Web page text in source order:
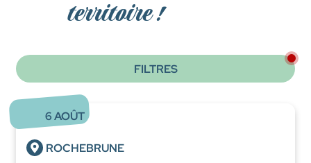
territoire !
FILTRES
6AOÛT
ROCHEBRUNE